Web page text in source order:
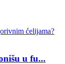
u fu...